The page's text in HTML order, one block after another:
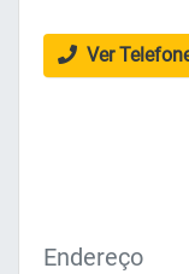
Ver
Endereço